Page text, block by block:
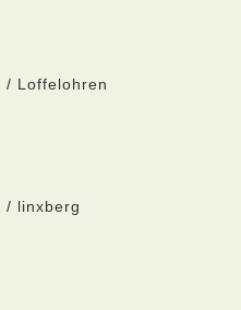
/ Loffelohren
/ linxberg